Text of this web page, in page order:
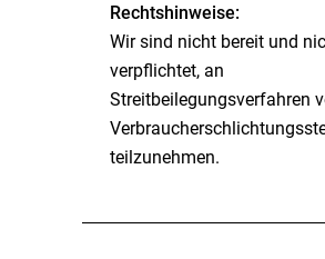
Rechtshinweise:
Wir sind nicht bereit und
verpflichtet, an
Streitbeilegungsverfahren
teilzunehmen.